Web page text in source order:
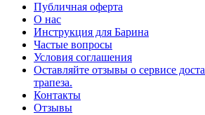
Публичная оферта
О нас
Инструкция для Барина
Частые вопросы
Условия соглашения
Оставляйте отзывы о сервисе
трапеза.
Контакты
Отзывы